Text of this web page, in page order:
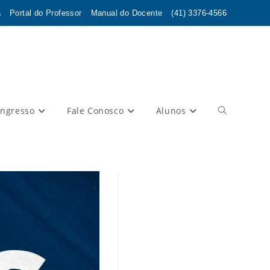
Portal do Professor Manual do Docente (41) 3376-4566
Fale Conosco Alunos Alternar